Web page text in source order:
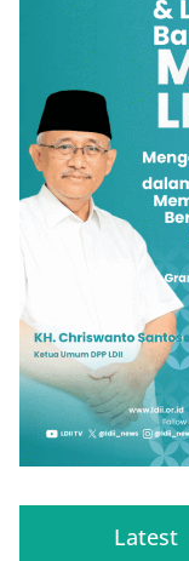
Latest